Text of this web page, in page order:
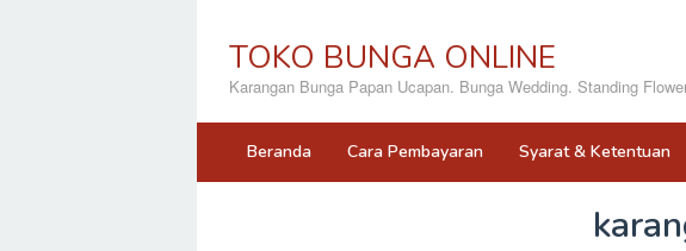
TOKO BUNGA ONLINE
Karangan Bunga Papan Ucapan. Bunga Wedding. Standing
Beranda Cara Pembayaran Syarat & Ketentuan